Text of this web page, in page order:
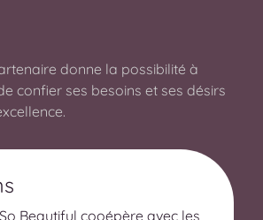
donne la possibilité à
confier ses besoins et ses désirs
Beautiful cooépère avec les